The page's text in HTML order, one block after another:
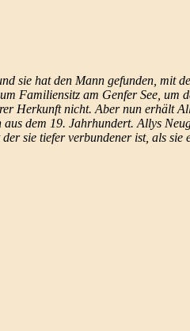
sie hat den Mann gefunden, mit
Familiensitz am Genfer See, um
Herkunft nicht. Aber nun erhält
dem 19. Jahrhundert. Allys
sie tiefer verbundener ist, als sie